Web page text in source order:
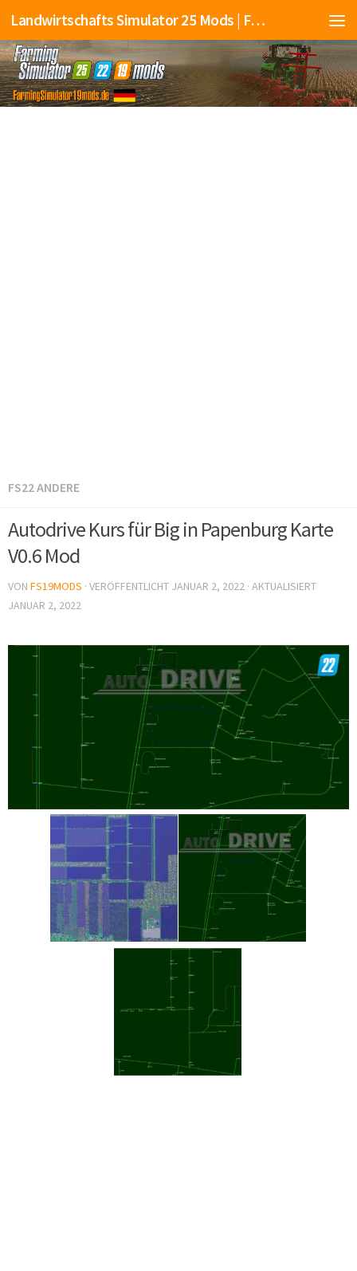
Landwirtschafts Simulator 25 Mods | Farming Simulator 25 Mods | FS25 Mods
FS22 ANDERE
Autodrive Kurs für Big in Papenburg Karte
V0.6 Mod
VON FS19MODS · VERÖFFENTLICHT JANUAR 2, 2022 · AKTUALISIERT
JANUAR 2, 2022